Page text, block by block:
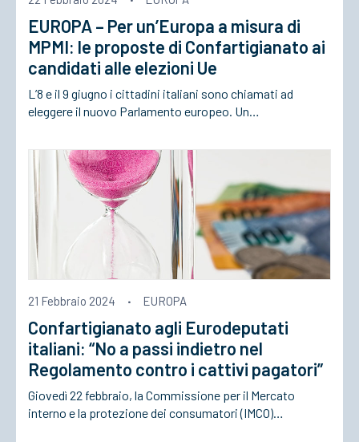
ACCEDI
EUROPA – Per un’Europa a misura di
MPMI: le proposte di Confartigianato ai
candidati alle elezioni Ue
L’8 e il 9 giugno i cittadini italiani sono chiamati ad
eleggere il nuovo Parlamento europeo. Un…
21 Febbraio 2024 · EUROPA
Confartigianato agli Eurodeputati
italiani: “No a passi indietro nel
Regolamento contro i cattivi pagatori”
Giovedì 22 febbraio, la Commissione per il Mercato
interno e la protezione dei consumatori (IMCO)…